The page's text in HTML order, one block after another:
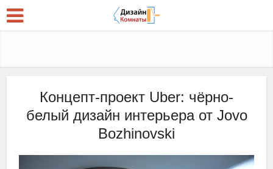
Концепт-проект Uber: чёрно-
белый дизайн интерьера от Jovo
Bozhinovski